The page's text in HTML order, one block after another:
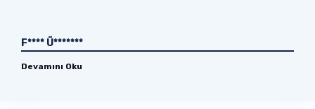
F**** Ü*******
Devamını Oku